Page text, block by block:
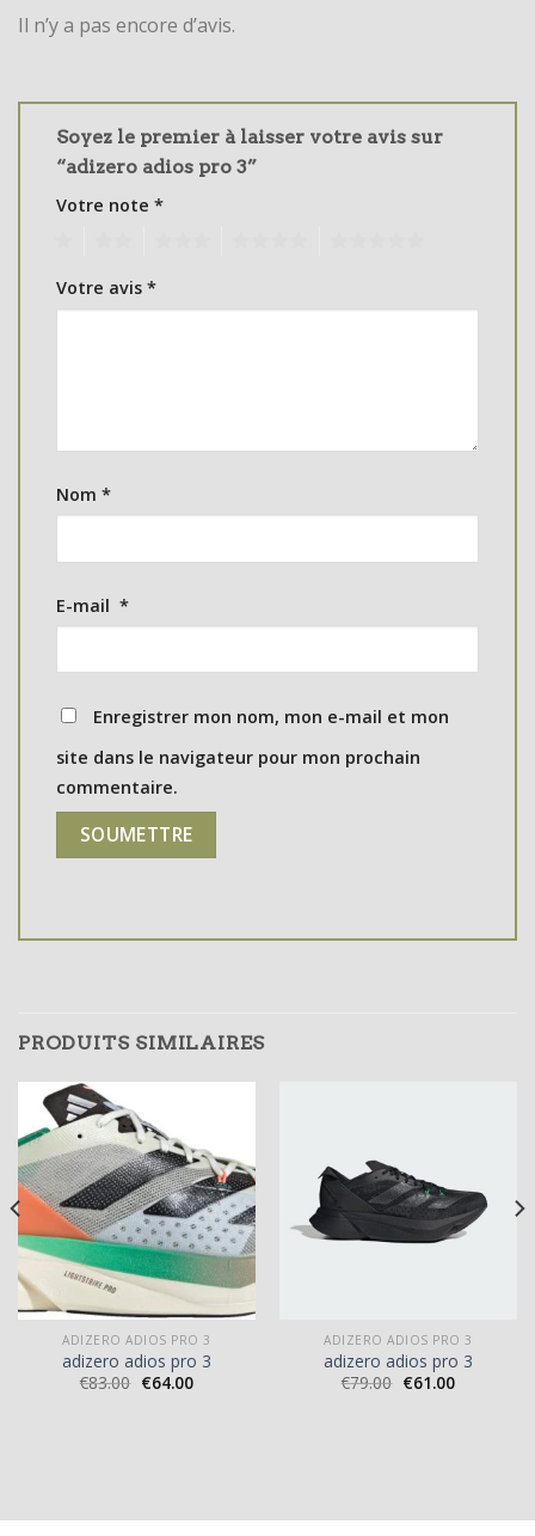
Il n’y a pas encore d’avis.
Soyez le premier à laisser votre avis sur
“adizero adios pro 3”
Votre note *
Votre avis *
Nom *
E-mail *
Enregistrer mon nom, mon e-mail et mon
site dans le navigateur pour mon prochain
commentaire.
PRODUITS SIMILAIRES
ADIZERO ADIOS PRO 3
adizero adios pro 3
€83.00 €64.00
ADIZERO ADIOS PRO 3
adizero adios pro 3
€79.00 €61.00